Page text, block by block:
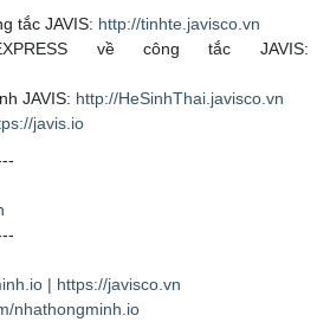
tắc JAVIS: http://tinhte.javisco.vn
về công tắc JAVIS:
JAVIS: http://HeSinhThai.javisco.vn
javis.io
| https://javisco.vn
nhathongminh.io